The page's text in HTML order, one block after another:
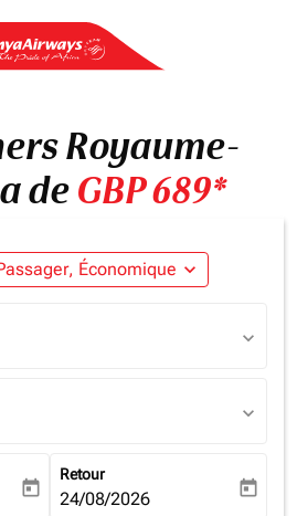
Royaume-
deGBP 689*
Économique expand_more
expand_more
expand_more
date-aria-label
today
Retour
fc-booking-return-date-aria-
24/08/2026 today